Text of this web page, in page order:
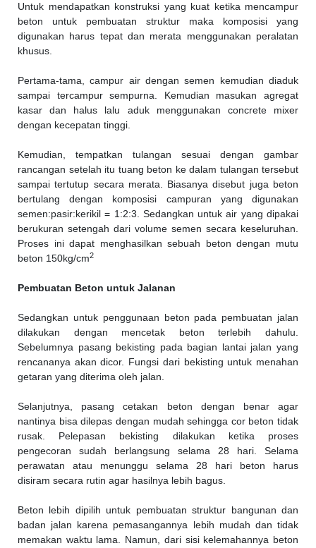
Untuk mendapatkan konstruksi yang kuat ketika mencampur
beton untuk pembuatan struktur maka komposisi yang
digunakan harus tepat dan merata menggunakan peralatan
khusus.
Pertama-tama, campur air dengan semen kemudian diaduk
sampai tercampur sempurna. Kemudian masukan agregat
kasar dan halus lalu aduk menggunakan concrete mixer
dengan kecepatan tinggi.
Kemudian, tempatkan tulangan sesuai dengan gambar
rancangan setelah itu tuang beton ke dalam tulangan tersebut
sampai tertutup secara merata. Biasanya disebut juga beton
bertulang dengan komposisi campuran yang digunakan
semen:pasir:kerikil = 1:2:3. Sedangkan untuk air yang dipakai
berukuran setengah dari volume semen secara keseluruhan.
Proses ini dapat menghasilkan sebuah beton dengan mutu
beton 150kg/cm2
Pembuatan Beton untuk Jalanan
Sedangkan untuk penggunaan beton pada pembuatan jalan
dilakukan dengan mencetak beton terlebih dahulu.
Sebelumnya pasang bekisting pada bagian lantai jalan yang
rencananya akan dicor. Fungsi dari bekisting untuk menahan
getaran yang diterima oleh jalan.
Selanjutnya, pasang cetakan beton dengan benar agar
nantinya bisa dilepas dengan mudah sehingga cor beton tidak
rusak. Pelepasan bekisting dilakukan ketika proses
pengecoran sudah berlangsung selama 28 hari. Selama
perawatan atau menunggu selama 28 hari beton harus
disiram secara rutin agar hasilnya lebih bagus.
Beton lebih dipilih untuk pembuatan struktur bangunan dan
badan jalan karena pemasangannya lebih mudah dan tidak
memakan waktu lama. Namun, dari sisi kelemahannya beton